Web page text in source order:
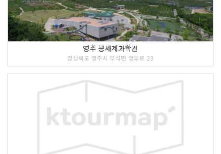
있어 경관이 매우 아름답다
영주 콩세계과학관
경상북도 영주시 부석면 영부로 23